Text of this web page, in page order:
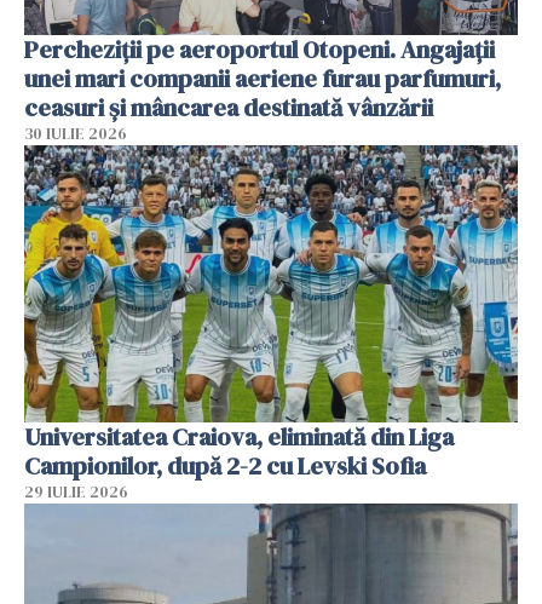
Percheziții pe aeroportul Otopeni. Angajații
unei mari companii aeriene furau parfumuri,
ceasuri și mâncarea destinată vânzării
30 IULIE 2026
Universitatea Craiova, eliminată din Liga
Campionilor, după 2-2 cu Levski Sofia
29 IULIE 2026